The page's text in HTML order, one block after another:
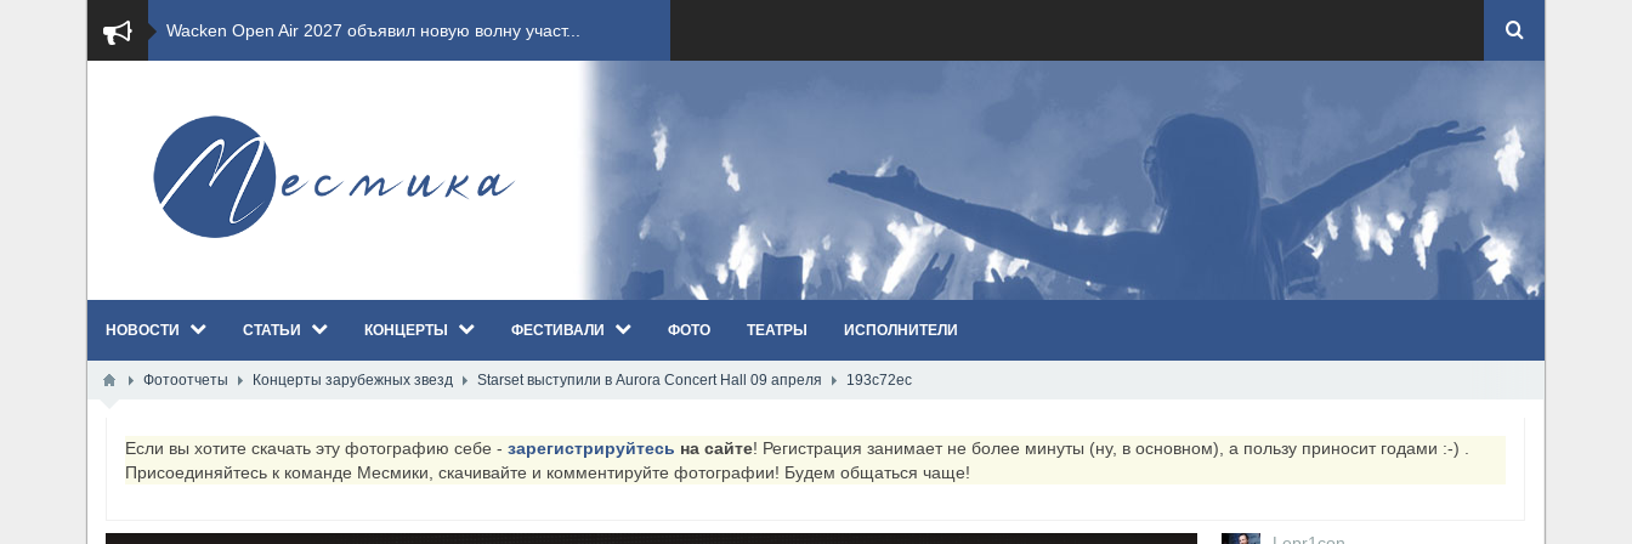
​Wacken Open Air 2027 объявил новую волну участ...
​Wacken Open Air 2026 полностью распродан
GHOST возвращаются на большие экраны с новым ко...
​Wacken Open Air 2026: открыт новый портал Cash...
Всероссийский рок-фестиваль HAMMER FEST впервые...
НОВОСТИ СТАТЬИ КОНЦЕРТЫ ФЕСТИВАЛИ ФОТО ТЕАТРЫ ИСПОЛНИТЕЛИ
Фотоотчеты Концерты зарубежных звезд Starset выступили в Aurora Concert Hall 09 апреля 193c72ec
Если вы хотите скачать эту фотографию себе - зарегистрируйтесь на сайте! Регистрация занимает не более минуты (ну, в основном), а пользу приносит годами :-) .
Присоединяйтесь к команде Месмики, скачивайте и комментируйте фотографии! Будем общаться чаще!